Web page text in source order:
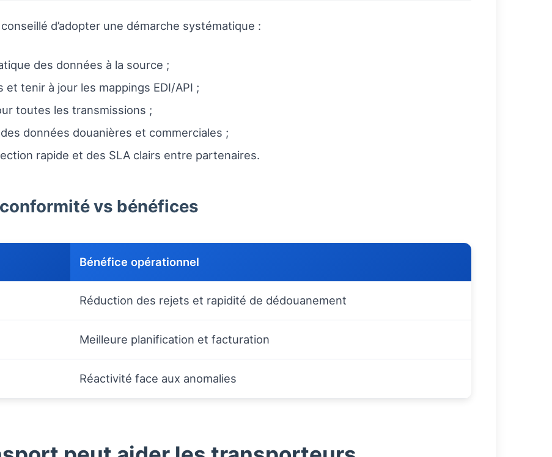
d’adopter une démarche systématique :
des données à la source ;
tenir à jour les mappings EDI/API ;
toutes les transmissions ;
données douanières et commerciales ;
rapide et des SLA clairs entre partenaires.
vs bénéfices
Bénéfice opérationnel
Réduction des rejets et rapidité de dédouanement
Meilleure planification et facturation
Réactivité face aux anomalies